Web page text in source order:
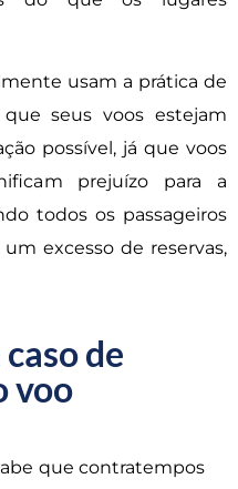
usam a prática de
seus voos estejam
possível, já que voos
prejuízo para a
todos os passageiros
excesso de reservas,
de
voo
que contratempos